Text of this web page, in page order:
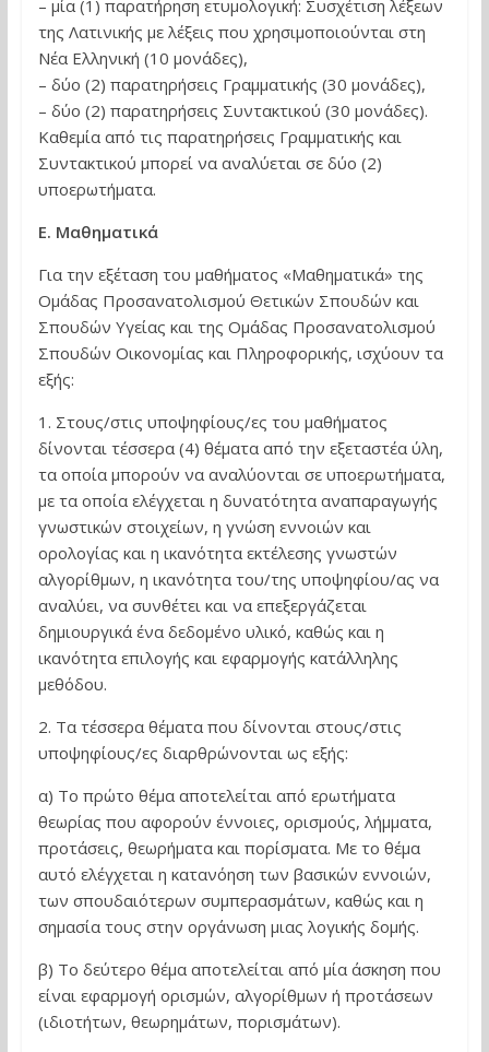
– μία (1) παρατήρηση ετυμολογική: Συσχέτιση λέξεων
της Λατινικής με λέξεις που χρησιμοποιούνται στη
Νέα Ελληνική (10 μονάδες),
– δύο (2) παρατηρήσεις Γραμματικής (30 μονάδες),
– δύο (2) παρατηρήσεις Συντακτικού (30 μονάδες).
Καθεμία από τις παρατηρήσεις Γραμματικής και
Συντακτικού μπορεί να αναλύεται σε δύο (2)
υποερωτήματα.
Ε. Μαθηματικά
Για την εξέταση του μαθήματος «Μαθηματικά» της
Ομάδας Προσανατολισμού Θετικών Σπουδών και
Σπουδών Υγείας και της Ομάδας Προσανατολισμού
Σπουδών Οικονομίας και Πληροφορικής, ισχύουν τα
εξής:
1. Στους/στις υποψηφίους/ες του μαθήματος
δίνονται τέσσερα (4) θέματα από την εξεταστέα ύλη,
τα οποία μπορούν να αναλύονται σε υποερωτήματα,
με τα οποία ελέγχεται η δυνατότητα αναπαραγωγής
γνωστικών στοιχείων, η γνώση εννοιών και
ορολογίας και η ικανότητα εκτέλεσης γνωστών
αλγορίθμων, η ικανότητα του/της υποψηφίου/ας να
αναλύει, να συνθέτει και να επεξεργάζεται
δημιουργικά ένα δεδομένο υλικό, καθώς και η
ικανότητα επιλογής και εφαρμογής κατάλληλης
μεθόδου.
2. Τα τέσσερα θέματα που δίνονται στους/στις
υποψηφίους/ες διαρθρώνονται ως εξής:
α) Το πρώτο θέμα αποτελείται από ερωτήματα
θεωρίας που αφορούν έννοιες, ορισμούς, λήμματα,
προτάσεις, θεωρήματα και πορίσματα. Με το θέμα
αυτό ελέγχεται η κατανόηση των βασικών εννοιών,
των σπουδαιότερων συμπερασμάτων, καθώς και η
σημασία τους στην οργάνωση μιας λογικής δομής.
β) Το δεύτερο θέμα αποτελείται από μία άσκηση που
είναι εφαρμογή ορισμών, αλγορίθμων ή προτάσεων
(ιδιοτήτων, θεωρημάτων, πορισμάτων).